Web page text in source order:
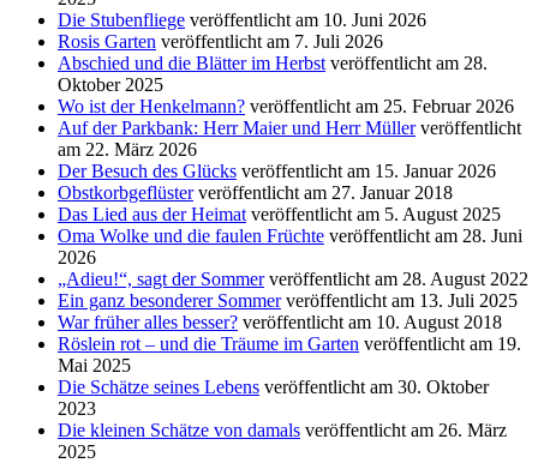
Die Stubenfliege veröffentlicht am 10. Juni 2026
Rosis Garten veröffentlicht am 7. Juli 2026
Abschied und die Blätter im Herbst veröffentlicht am 28.
Oktober 2025
Wo ist der Henkelmann? veröffentlicht am 25. Februar 2026
Auf der Parkbank: Herr Maier und Herr Müller veröffentlicht
am 22. März 2026
Der Besuch des Glücks veröffentlicht am 15. Januar 2026
Obstkorbgeflüster veröffentlicht am 27. Januar 2018
Das Lied aus der Heimat veröffentlicht am 5. August 2025
Oma Wolke und die faulen Früchte veröffentlicht am 28. Juni
2026
„Adieu!“, sagt der Sommer veröffentlicht am 28. August 2022
Ein ganz besonderer Sommer veröffentlicht am 13. Juli 2025
War früher alles besser? veröffentlicht am 10. August 2018
Röslein rot – und die Träume im Garten veröffentlicht am 19.
Mai 2025
Die Schätze seines Lebens veröffentlicht am 30. Oktober
2023
Die kleinen Schätze von damals veröffentlicht am 26. März
2025